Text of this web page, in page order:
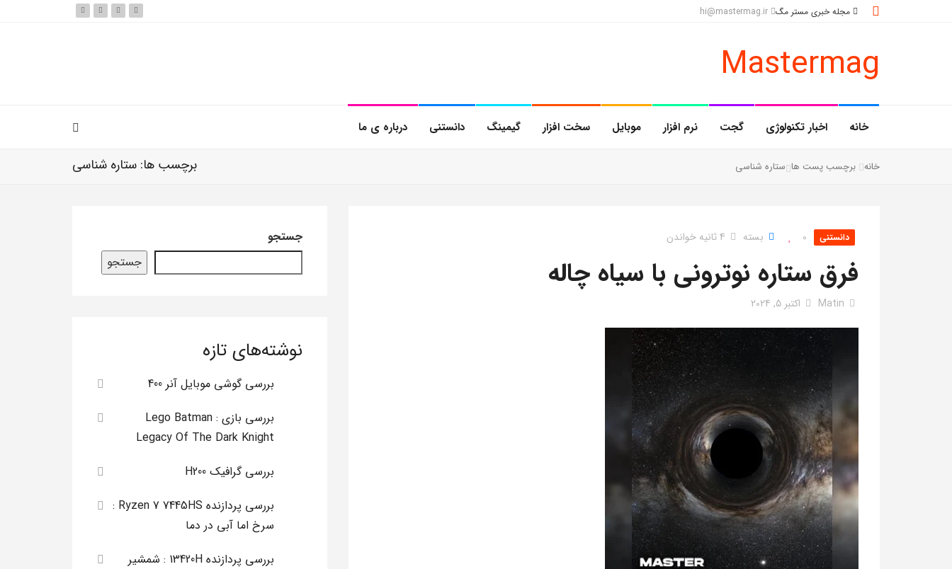
مجله خبری مستر مگ
Mastermag
خانه اخبار تکنولوژی گجت نرم افزار موبایل سخت افزار گیمینگ دانستنی درباره ی ما
برچسب ها: ستاره شناسی خانه برچسب پست ها ستاره شناسی
دانستنی 0 بسته 4 ثانیه خواندن
فرق ستاره نوترونی با سیاه چاله
Matin اکتبر 5, 2024
جستجو
جستجو
نوشته‌های تازه
بررسی گوشی موبایل آنر 400
بررسی بازی Lego Batman :
Legacy Of The Dark Knight
بررسی گرافیک H200
بررسی پردازنده Ryzen 7 7445HS :
سرخ اما آبی در دما
بررسی پردازنده 13420H : شمشیر